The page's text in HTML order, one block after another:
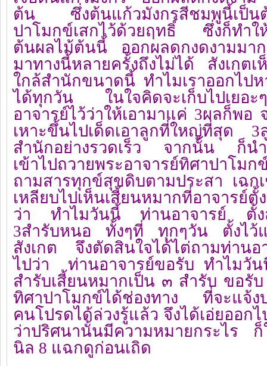
ต้น ซึ่งต้นแก้วมังกรสีชมพูนี้เป็นต้
ปาโมกข์เสกไว้ด้วยฤทธิ์ ซึ่งก็ทำใ
ต้นผลไม้ต้นนี้ ออกผลดกงดงามมา
มาทางนี้หลายครั้งถึงไม่ได้ สังเกต
ใกล้สำนักขนาดนี้ ทำไมเราออกไป
ได้ทุกวัน ในใจคิดจะเก็บไปเยอ
อาจารย์ไว้ว่าให้เอามาแค่ 3ผลก็พอ
เหาะขึ้นไปเด็ดเอาลูกที่ใหญ่ที่สุด
สำนักอย่างรวดเร็ว จากนั้น ก็นำ
เข้าไปถวายพระอาจารย์ทิศาปาโม
ถามสารทุกข์สุขดิบตามประสา เฉ
เหลียบไปเห็นเสี้ยนหมากที่อาจารย์ตั้
ว่า ทำไมวันนี้ ท่านอาจารย์ ตั้งส
3สำรับหนอ ทั้งๆที่ ทุกๆวัน ตั้งไว้
สังเกต จึงตัดสินใจได้ไต่ถามท่านอ
ไปว่า ท่านอาจารย์ขอรับ ทำไมวัน
สำรับเสี้ยนหมากเป็น ๓ สำรับ ขอ
ทิศาปาโมกข์ได้ช่องทาง ที่จะแจ้ง
คนโปรดได้ล่วงรู้แล้ว จึงได้เอ่ยออก
ว่าปริศนานั้นมีความหมายกระไร ก็
นิล 8 แฉกดูก่อนเถิด